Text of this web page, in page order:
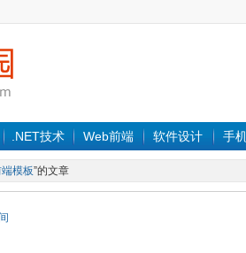
.NET技术 Web前端 软件设计 手
模板”的文章